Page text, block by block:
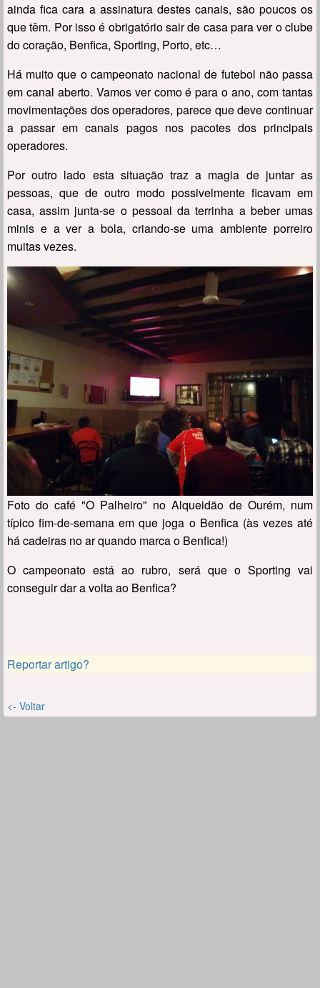
ainda fica cara a assinatura destes canais, são poucos os
que têm. Por isso é obrigatório sair de casa para ver o clube
do coração, Benfica, Sporting, Porto, etc…
Há muito que o campeonato nacional de futebol não passa
em canal aberto. Vamos ver como é para o ano, com tantas
movimentações dos operadores, parece que deve continuar
a passar em canais pagos nos pacotes dos principais
operadores.
Por outro lado esta situação traz a magia de juntar as
pessoas, que de outro modo possivelmente ficavam em
casa, assim junta-se o pessoal da terrinha a beber umas
minis e a ver a bola, criando-se uma ambiente porreiro
muitas vezes.
Foto do café "O Palheiro" no Alqueidão de Ourém, num
típico fim-de-semana em que joga o Benfica (às vezes até
há cadeiras no ar quando marca o Benfica!)
O campeonato está ao rubro, será que o Sporting vai
conseguir dar a volta ao Benfica?
Reportar artigo?
<- Voltar